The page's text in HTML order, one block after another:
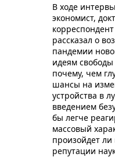
​​В ходе
экономист,
рассказал о
пандемии
идеям
почему, чем
шансы на
устройства в
введением
бы легче
массовый
произойдет ли
репутации